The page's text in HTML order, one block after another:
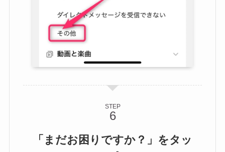
STEP
「まだお困りですか？」をタッ